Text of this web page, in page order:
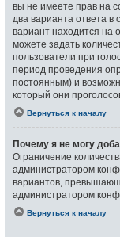
вы не имеете прав на
два варианта ответа в
вариант находится на
можете задать
пользователи при
период проведения
постоянным) и
который они
Вернуться к началу
Почему я не могу
Ограничение
администратором
вариантов,
администратором
Вернуться к началу